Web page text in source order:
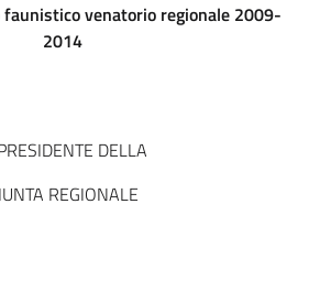
venatorio regionale 2009-
2014
DELLA
REGIONALE